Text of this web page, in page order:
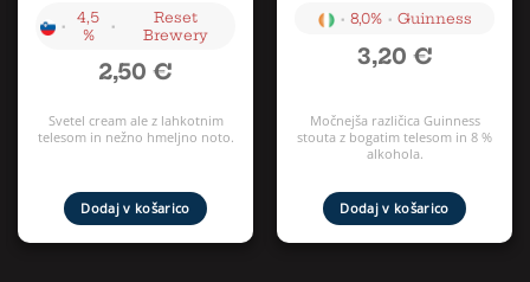
•
4,5
%
•
Reset
Brewery
2,50 €
Svetel cream ale z lahkotnim
telesom in nežno hmeljno noto.
Dodaj v košarico
• 8,0% • Guinness
3,20 €
Močnejša različica Guinness
stouta z bogatim telesom in 8 %
alkohola.
Dodaj v košarico